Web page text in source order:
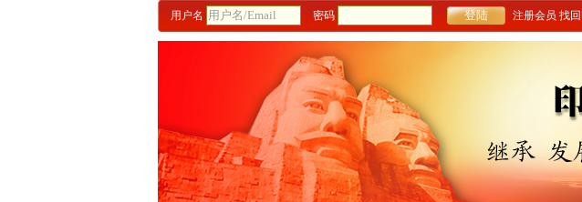
用户名 密码 注册会员 找